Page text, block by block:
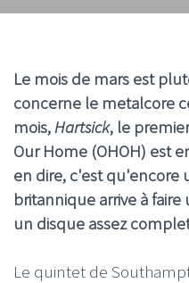
Le mois de mars est
concerne le metalcore
mois,Hartsick, le
Our Home (OHOH) est
en dire, c'est qu'encore
britannique arrive à
un disque assez
Le quintet de